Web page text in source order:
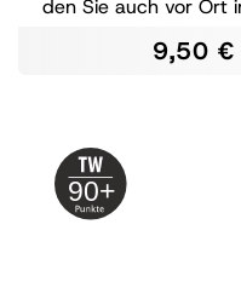
den Sie auch vor Ort
9,50 €
90+